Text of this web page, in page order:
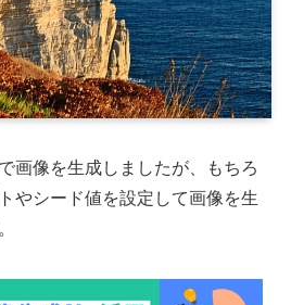
画像を生成しましたが、もちろ
やシード値を設定して画像を生